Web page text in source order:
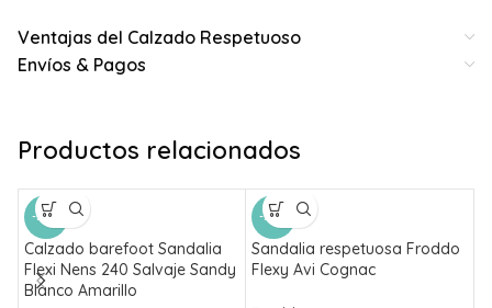
Ventajas del Calzado Respetuoso
Envíos & Pagos
Productos relacionados
-50%
Calzado barefoot Sandalia
Flexi Nens 240 Salvaje Sandy
Blanco Amarillo
-50%
Sandalia respetuosa Froddo
Flexy Avi Cognac